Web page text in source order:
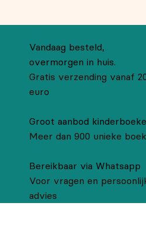
Vandaag besteld,
overmorgen in huis.
Gratis verzending vanaf
euro
Groot aanbod
Meer dan 900 unieke
Bereikbaar via Whatsapp
Voor vragen en
advies